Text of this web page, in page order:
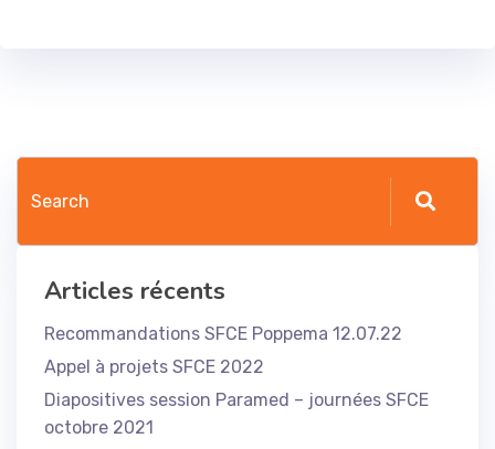
Articles récents
Recommandations SFCE Poppema 12.07.22
Appel à projets SFCE 2022
Diapositives session Paramed – journées SFCE
octobre 2021